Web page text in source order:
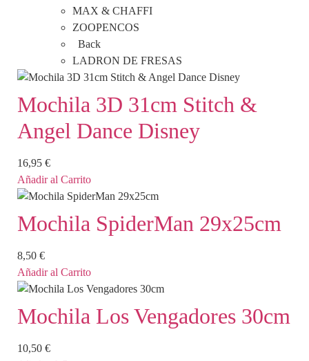
MAX & CHAFFI
ZOOPENCOS
Back
LADRON DE FRESAS
Mochila 3D 31cm Stitch &
Angel Dance Disney
16,95 €
Añadir al Carrito
Mochila SpiderMan 29x25cm
8,50 €
Añadir al Carrito
Mochila Los Vengadores 30cm
10,50 €